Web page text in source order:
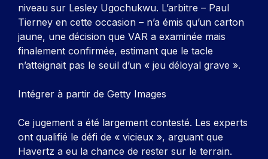
niveau sur Lesley Ugochukwu. L’arbitre – Paul
Tierney en cette occasion – n’a émis qu’un carton
jaune, une décision que VAR a examinée mais
finalement confirmée, estimant que le tacle
n’atteignait pas le seuil d’un « jeu déloyal grave ».
Intégrer à partir de Getty Images
Ce jugement a été largement contesté. Les experts
ont qualifié le défi de « vicieux », arguant que
Havertz a eu la chance de rester sur le terrain.